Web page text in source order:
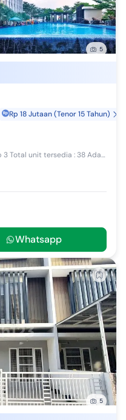
5
Rp 18 Jutaan (Tenor 15 Tahun)
DIJUAL VILLA MUTIARA PALACE tahap 3 Total unit tersedia : 38 Ada 3 type unit tersedia Type Jade 9 unit ( Blok GG) vLuas Tanah (128): 8x16 vLuas...
Whatsapp
5